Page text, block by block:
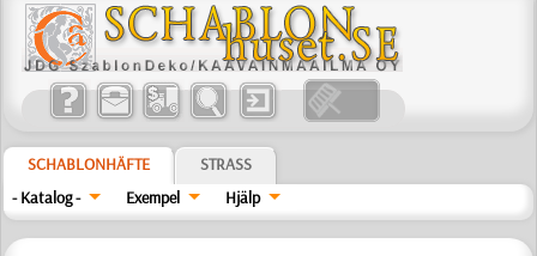
SCHABLONHÄFTE
STRASS
- Katalog -
Exempel Hjälp